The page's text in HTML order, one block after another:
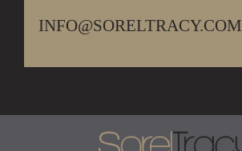
INFO@SORELTRACY.COM